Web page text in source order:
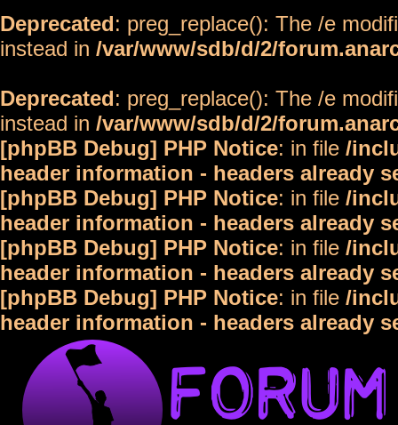
Deprecated: preg_replace(): The /e
instead in /var/www/sdb/d/2/
Deprecated: preg_replace(): The /e
instead in /var/www/sdb/d/2/
[phpBB Debug] PHP Notice: in file /
header information - headers already
[phpBB Debug] PHP Notice: in file /
header information - headers already
[phpBB Debug] PHP Notice: in file /
header information - headers already
[phpBB Debug] PHP Notice: in file /
header information - headers already